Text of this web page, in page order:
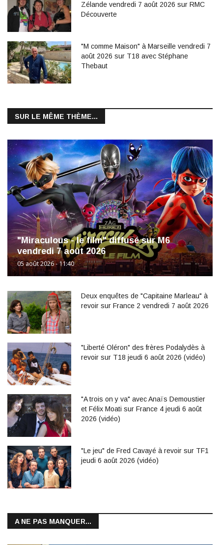
Zélande vendredi 7 août 2026 sur RMC
Découverte
"M comme Maison" à Marseille vendredi 7
août 2026 sur T18 avec Stéphane
Thebaut
SUR LE MÊME THÈME...
"Miraculous - le film" diffusé sur M6
vendredi 7 août 2026
05 août 2026 - 11:40
Deux enquêtes de "Capitaine Marleau" à
revoir sur France 2 vendredi 7 août 2026
"Liberté Oléron" des frères Podalydès à
revoir sur T18 jeudi 6 août 2026 (vidéo)
"A trois on y va" avec Anaïs Demoustier
et Félix Moati sur France 4 jeudi 6 août
2026 (vidéo)
"Le jeu" de Fred Cavayé à revoir sur TF1
jeudi 6 août 2026 (vidéo)
A NE PAS MANQUER...